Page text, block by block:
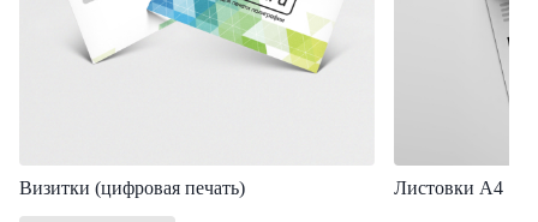
Визитки (цифровая печать) Листовки A4